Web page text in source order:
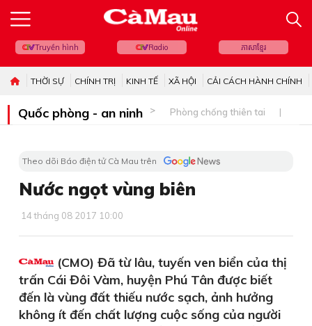
Truyền hình Radio ភាសាខ្មែរ
THỜI SỰ CHÍNH TRỊ KINH TẾ XÃ HỘI CẢI CÁCH HÀNH CHÍNH
Quốc phòng - an ninh Phòng chống thiên tai
Theo dõi Báo điện tử Cà Mau trên
Nước ngọt vùng biên
14 tháng 08 2017 10:00
(CMO) Đã từ lâu, tuyến ven biển của thị
trấn Cái Đôi Vàm, huyện Phú Tân được biết
đến là vùng đất thiếu nước sạch, ảnh hưởng
không ít đến chất lượng cuộc sống của người